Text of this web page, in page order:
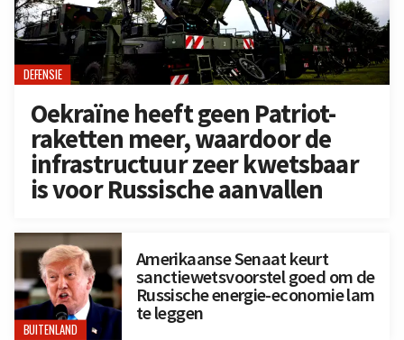
DEFENSIE
Oekraïne heeft geen Patriot-
raketten meer, waardoor de
infrastructuur zeer kwetsbaar
is voor Russische aanvallen
BUITENLAND
Amerikaanse Senaat keurt
sanctiewetsvoorstel goed om de
Russische energie-economie lam
te leggen